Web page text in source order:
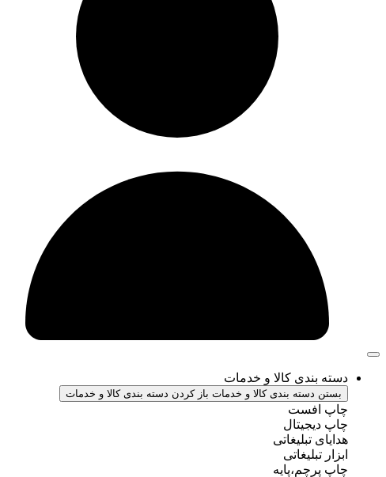
دسته بندی کالا و خدمات
بستن دسته بندی کالا و خدمات باز کردن دسته بندی کالا و خدمات
چاپ افست
چاپ دیجیتال
هدایای تبلیغاتی
ابزار تبلیغاتی
چاپ پرچم،پایه